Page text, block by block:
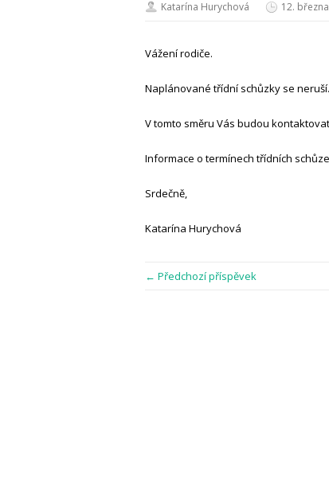
Katarína Hurychová 12.
Vážení rodiče.
Naplánované třídní schůzky se neruší.
V tomto směru Vás budou
Informace o termínech třídních
Srdečně,
Katarína Hurychová
← Předchozí příspěvek